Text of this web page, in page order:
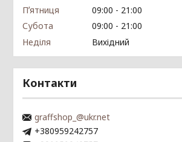
Пʼятниця
09:00
21:00
Субота
09:00
21:00
Неділя
Вихідний
Контакти
graffshop_@ukr.net
+380959242757